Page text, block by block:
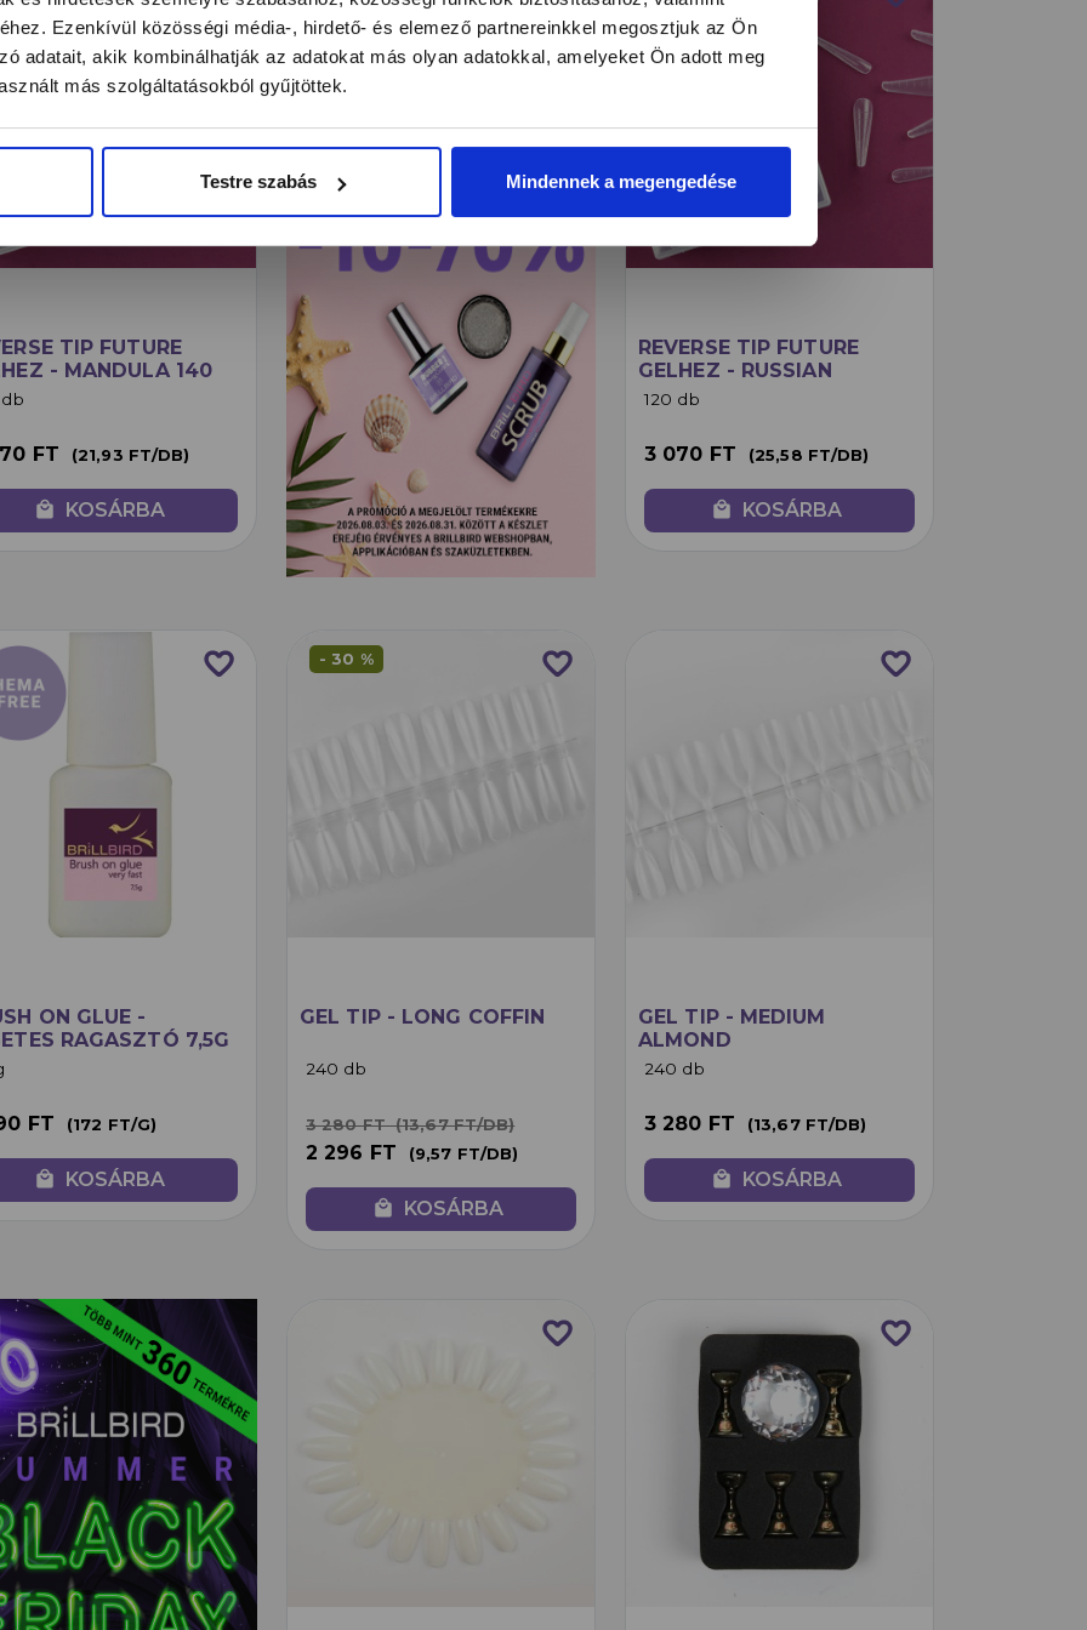
Ezenkívül közösségi média-, hirdető- és elemező partnereinkkel megosztjuk az Ön
adatait, akik kombinálhatják az adatokat más olyan adatokkal, amelyeket Ön adott meg
más szolgáltatásokból gyűjtöttek.
Testre szabás Mindennek a megengedése
TIP FUTURE
- MANDULA 140
FORDÍTOTT TIPES
FT (21,93 FT/DB)
local_mall KOSÁRBA
REVERSE TIP FUTURE
GELHEZ - RUSSIAN
ALMOND 120DB
120 db
3 070 FT (25,58 FT/DB)
local_mall KOSÁRBA
favorite_border
ON GLUE -
RAGASZTÓ 7,5G
FT (172 FT/G)
local_mall KOSÁRBA
favorite_border
- 30 %
GEL TIP - LONG COFFIN
240 db
3 280 FT(13,67 FT/DB)
2 296 FT (9,57 FT/DB)
local_mall KOSÁRBA
favorite_border
GEL TIP - MEDIUM
ALMOND
240 db
3 280 FT (13,67 FT/DB)
local_mall KOSÁRBA
favorite_border favorite_border